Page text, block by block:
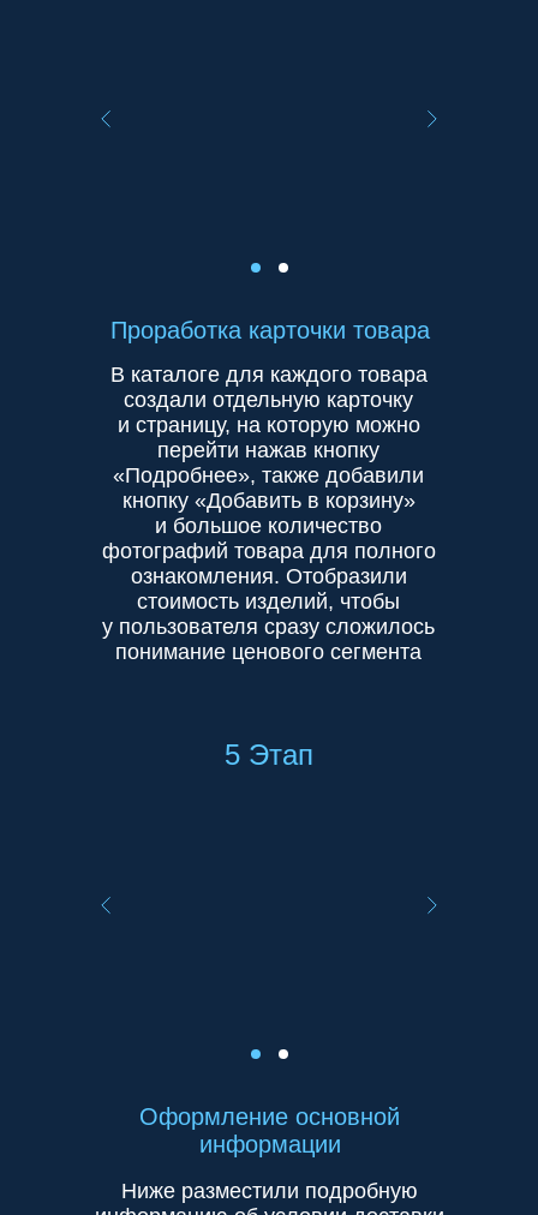
В каталоге для каждого товара
создали отдельную карточку
и страницу, на которую можно
перейти нажав кнопку
«Подробнее», также добавили
кнопку «Добавить в корзину»
и большое количество
фотографий товара для полного
ознакомления. Отобразили
стоимость изделий, чтобы
у пользователя сразу сложилось
понимание ценового сегмента
Проработка карточки товара
5 Этап
Ниже разместили подробную
Оформление основной
информации